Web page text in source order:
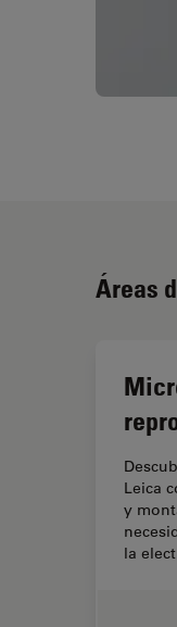
Áreas
Leica
y
la